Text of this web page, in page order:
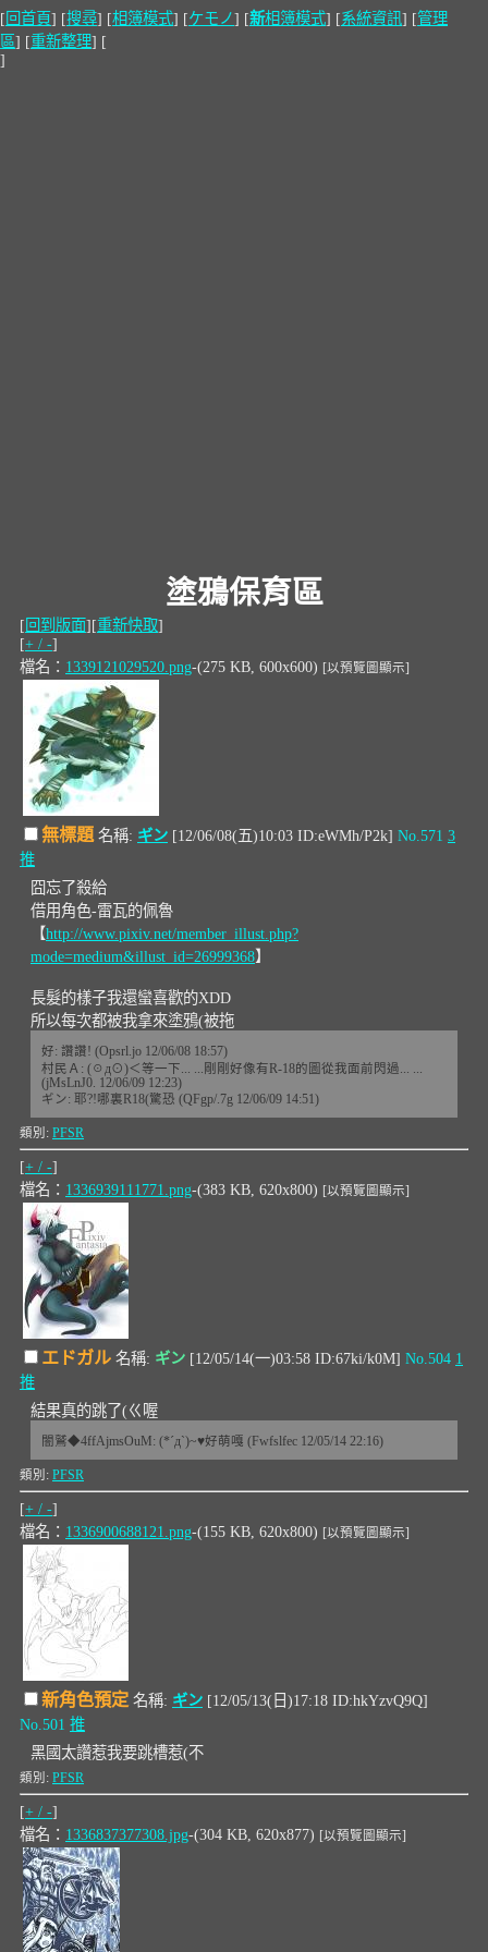
[ 回首頁] [搜尋] [相簿模式] [ケモノ] [新相簿模式] [系統資訊] [管理
區] [重新整理] [
]
塗鴉保育區
[ 回到版面][重新快取]
[+ / -]
檔名： 1339121029520.png-(275 KB, 600x600) [以預覽圖顯示]
無標題 名稱: ギン [12/06/08(五)10:03 ID:eWMh/P2k] No.571 3
推
囧忘了殺給
借用角色-雷瓦的佩魯
【http://www.pixiv.net/member_illust.php?
mode=medium&illust_id=26999368】
長髮的樣子我還蠻喜歡的XDD
所以每次都被我拿來塗鴉(被拖
好: 讚讚! (Opsrl.jo 12/06/08 18:57)
村民Ａ: (☉д⊙)＜等一下... ...剛剛好像有R-18的圖從我面前閃過... ...
(jMsLnJ0. 12/06/09 12:23)
ギン: 耶?!哪裏R18(驚恐 (QFgp/.7g 12/06/09 14:51)
類別: PFSR
[+ / -]
檔名： 1336939111771.png-(383 KB, 620x800) [以預覽圖顯示]
エドガル 名稱: ギン [12/05/14(一)03:58 ID:67ki/k0M] No.504 1
推
結果真的跳了(ㄍ喔
闇鷲◆4ffAjmsOuM: (*´д`)~♥好萌嘎 (Fwfslfec 12/05/14 22:16)
類別: PFSR
[+ / -]
檔名： 1336900688121.png-(155 KB, 620x800) [以預覽圖顯示]
新角色預定 名稱: ギン [12/05/13(日)17:18 ID:hkYzvQ9Q]
No.501 推
黑國太讚惹我要跳槽惹(不
類別: PFSR
[+ / -]
檔名： 1336837377308.jpg-(304 KB, 620x877) [以預覽圖顯示]